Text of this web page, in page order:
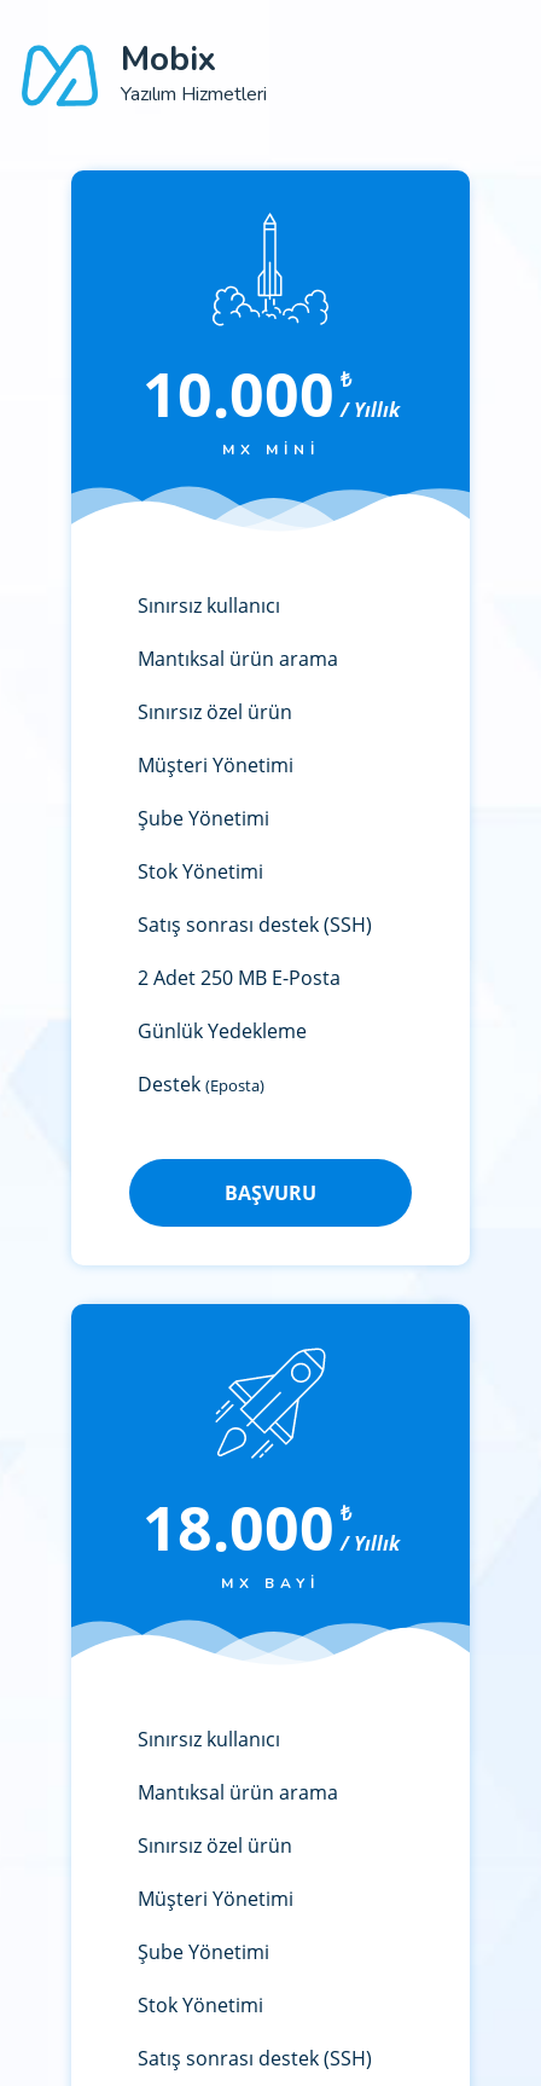
Mobix
Yazılım Hizmetleri
10.000 ₺
/ Yıllık
MX MINI
Sınırsız kullanıcı
Mantıksal ürün arama
Sınırsız özel ürün
Müşteri Yönetimi
Şube Yönetimi
Stok Yönetimi
Satış sonrası destek (SSH)
2 Adet 250 MB E-Posta
Günlük Yedekleme
Destek (Eposta)
BAŞVURU
18.000 ₺
/ Yıllık
MX BAYI
Sınırsız kullanıcı
Mantıksal ürün arama
Sınırsız özel ürün
Müşteri Yönetimi
Şube Yönetimi
Stok Yönetimi
Satış sonrası destek (SSH)